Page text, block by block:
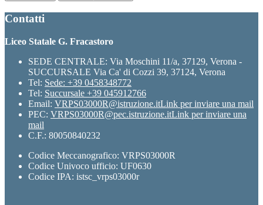
Contatti
Liceo Statale G. Fracastoro
SEDE CENTRALE: Via Moschini 11/a, 37129, Verona -
SUCCURSALE Via Ca' di Cozzi 39, 37124, Verona
Tel: Sede: +39 0458348772
Tel: Succursale +39 045912766
Email: VRPS03000R@istruzione.itLink per inviare una mail
PEC: VRPS03000R@pec.istruzione.itLink per inviare una
mail
C.F.: 80050840232
Codice Meccanografico: VRPS03000R
Codice Univoco ufficio: UF0630
Codice IPA: istsc_vrps03000r